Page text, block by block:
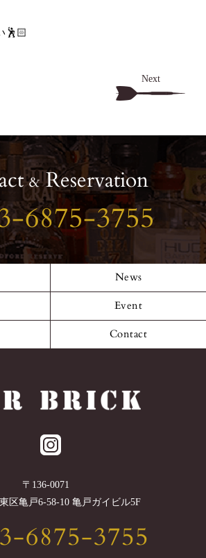
🕺🏻
Next
&Reservation
6875-3755
News
Event
Contact
〒 136-0071
区亀戸6-58-10 亀戸ガイビル5F
6875-3755